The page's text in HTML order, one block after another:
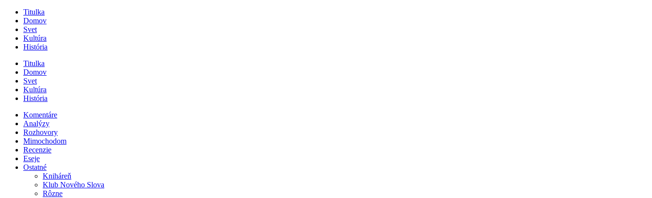
Titulka
Domov
Svet
Kultúra
História
Titulka
Domov
Svet
Kultúra
História
Komentáre
Analýzy
Rozhovory
Mimochodom
Recenzie
Eseje
Ostatné
Kniháreň
Klub Nového Slova
Rôzne